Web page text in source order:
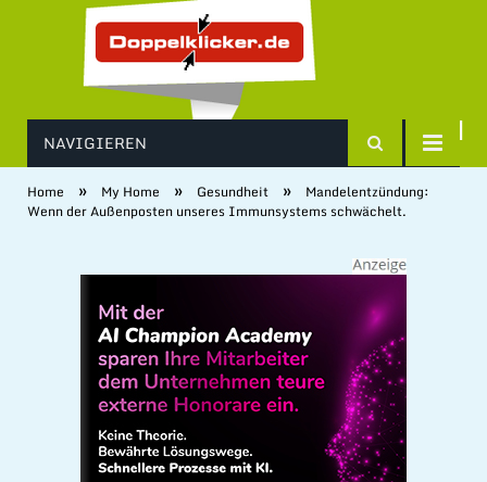
NAVIGIEREN
Home » My Home » Gesundheit »
Mandelentzündung:
Wenn der Außenposten unseres Immunsystems schwächelt.